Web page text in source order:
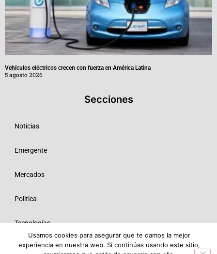
Vehículos eléctricos crecen con fuerza en América Latina
5 agosto 2026
Secciones
Noticias
Emergente
Mercados
Política
Tecnologías
Opinión
Usamos cookies para asegurar que te damos la mejor
experiencia en nuestra web. Si continúas usando este sitio,